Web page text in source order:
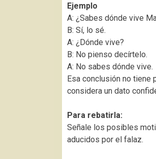
Ejemplo
A: ¿Sabes dónde vive
B: Sí, lo sé.
A: ¿Dónde vive?
B: No pienso decírtelo.
A: No sabes dónde vive.
Esa conclusión no tiene
considera un dato
Para rebatirla:
Señale los posibles
aducidos por el falaz.